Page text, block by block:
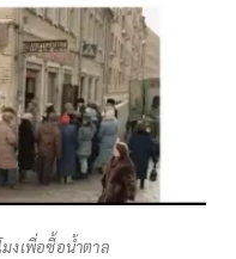
งเพื่อซื้อน้ำตาล